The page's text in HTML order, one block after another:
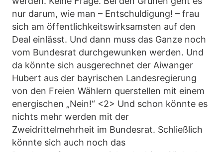
nur darum, wie man – Entschuldigung! – frau
sich am öffentlichkeitswirksamsten auf den
Deal einlässt. Und dann muss das Ganze noch
vom Bundesrat durchgewunken werden. Und
da könnte sich ausgerechnet der Aiwanger
Hubert aus der bayrischen Landesregierung
von den Freien Wählern querstellen mit einem
energischen „Nein!“ <2> Und schon könnte es
nichts mehr werden mit der
Zweidrittelmehrheit im Bundesrat. Schließlich
könnte sich auch noch das